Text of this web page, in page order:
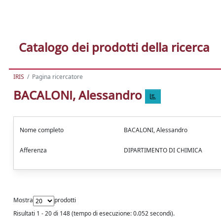
Catalogo dei prodotti della ricerca
IRIS Pagina ricercatore
BACALONI, Alessandro
Nome completo BACALONI, Alessandro
Afferenza DIPARTIMENTO DI CHIMICA
Mostra
prodotti
Risultati 1 - 20 di 148 (tempo di esecuzione: 0.052 secondi).